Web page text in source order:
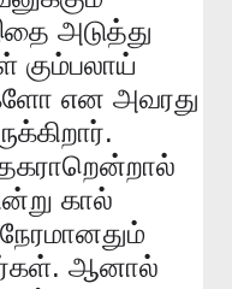
அடுத்து
கும்பலாய்
என அவரது
.
கால்
நேரமானதும்
. ஆனால்